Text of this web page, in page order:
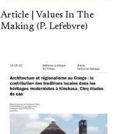
Article | Values In The
Making (P. Lefebvre)